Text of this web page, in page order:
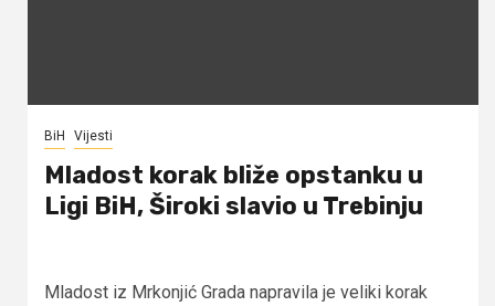
BiH Vijesti
Mladost korak bliže opstanku u
Ligi BiH, Široki slavio u Trebinju
Mladost iz Mrkonjić Grada napravila je veliki korak